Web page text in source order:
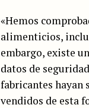
«Hemos
alimenticios,
embargo, existe
datos de
fabricantes hayan
vendidos de esta